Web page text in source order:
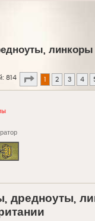
линкоры
814 Страница 1из 41
1 2 3 4
дредноуты,